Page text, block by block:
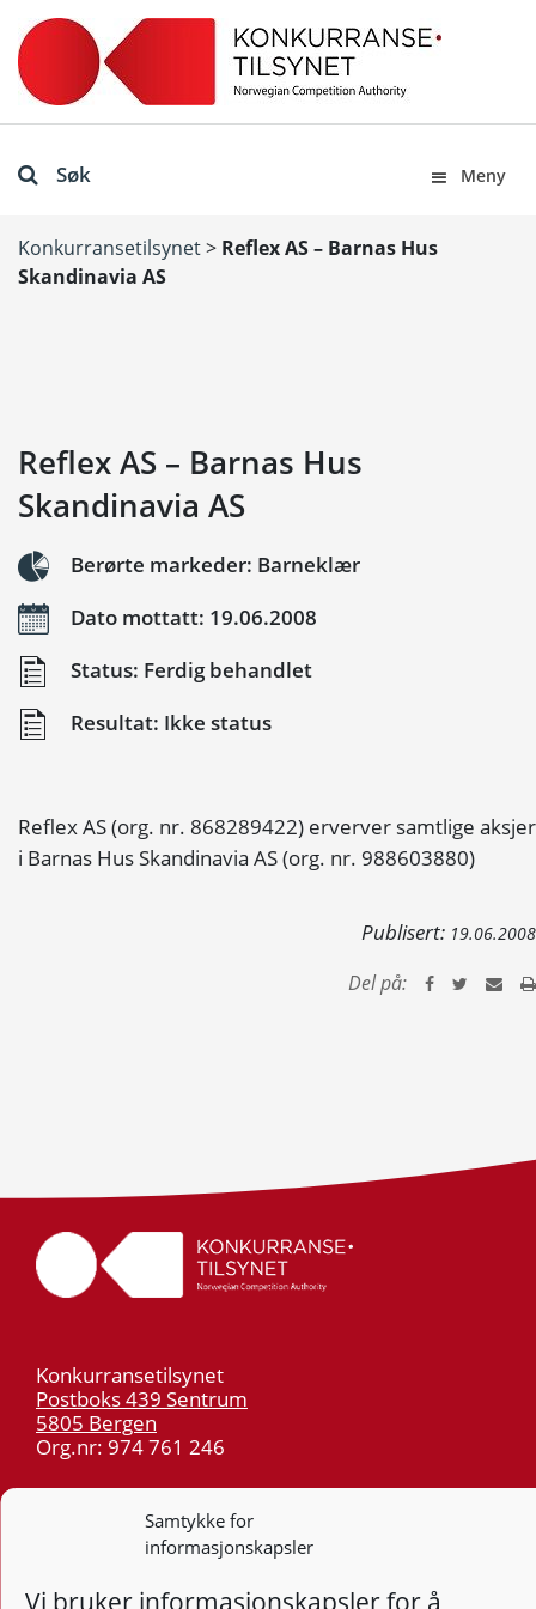
Samtykke for
informasjonskapsler
Vi bruker informasjonskapsler for å
Søk Meny
Konkurransetilsynet> Reflex AS – Barnas Hus
Skandinavia AS
Reflex AS – Barnas Hus
Skandinavia AS
Berørte markeder: Barneklær
Dato mottatt: 19.06.2008
Status: Ferdig behandlet
Resultat: Ikke status
Reflex AS (org. nr. 868289422) erverver samtlige aksjer
i Barnas Hus Skandinavia AS (org. nr. 988603880)
Publisert: 19.06.2008
Del på:
Konkurransetilsynet
Postboks 439 Sentrum
5805 Bergen
Org.nr: 974 761 246
55 59 75 00
post@kt.no